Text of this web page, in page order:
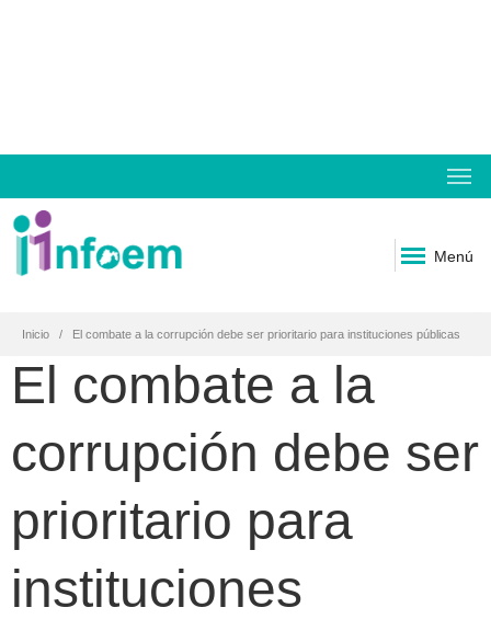
Menú
Inicio El combate a la corrupción debe ser prioritario para instituciones públicas
El combate a la
corrupción debe ser
prioritario para
instituciones